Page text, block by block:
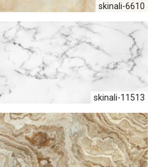
skinali-6610
skinali-11513